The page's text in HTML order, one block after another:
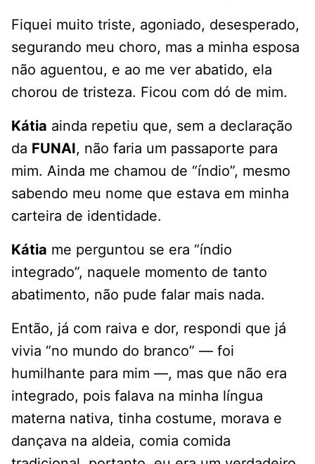
Fiquei muito triste, agoniado, desesperado,
segurando meu choro, mas a minha esposa
não aguentou, e ao me ver abatido, ela
chorou de tristeza. Ficou com dó de mim.
Kátia ainda repetiu que, sem a declaração
da FUNAI, não faria um passaporte para
mim. Ainda me chamou de “índio”, mesmo
sabendo meu nome que estava em minha
carteira de identidade.
Kátia me perguntou se era “índio
integrado”, naquele momento de tanto
abatimento, não pude falar mais nada.
Então, já com raiva e dor, respondi que já
vivia “no mundo do branco” — foi
humilhante para mim —, mas que não era
integrado, pois falava na minha língua
materna nativa, tinha costume, morava e
dançava na aldeia, comia comida